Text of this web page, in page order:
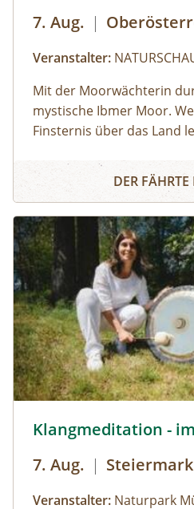
7. Aug. |
Veranstalter:
Mit der Moorwächterin
mystische Ibmer Moor.
Finsternis über das Land
Moorkomplex Österreichs
und Pflanzen ideale
Stimmung und Mystik
Urlandschaft und
Moorgeheimnis.Infos und
Irrlichter und Moorgeister
DER
Klangmeditation -
7. Aug. | Steiermark
Veranstalter: Naturpark